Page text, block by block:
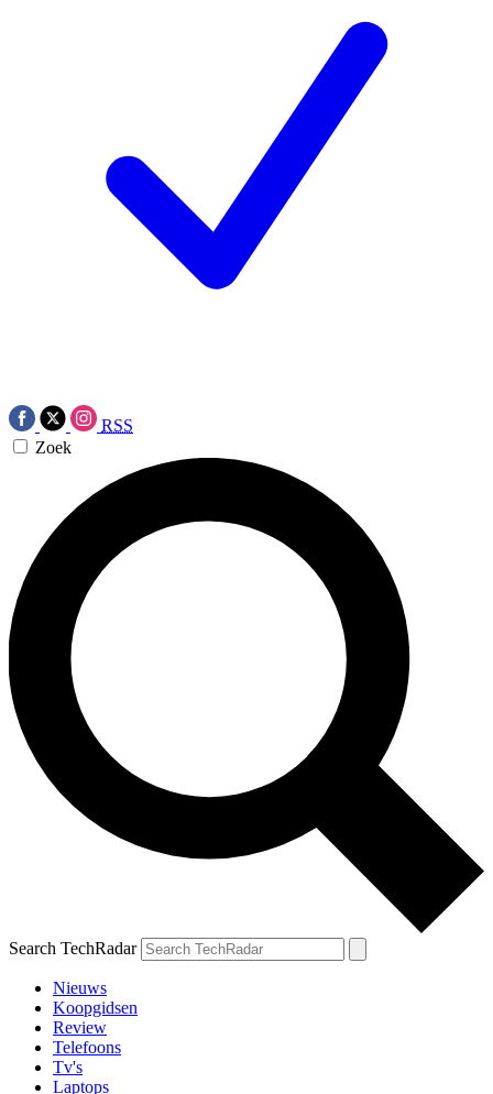
RSS
Zoek
Search TechRadar
Nieuws
Koopgidsen
Review
Telefoons
Tv's
Laptops